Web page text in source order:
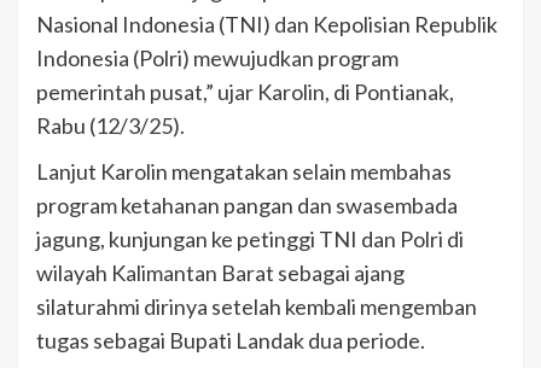
Nasional Indonesia (TNI) dan Kepolisian Republik
Indonesia (Polri) mewujudkan program
pemerintah pusat,” ujar Karolin, di Pontianak,
Rabu (12/3/25).
Lanjut Karolin mengatakan selain membahas
program ketahanan pangan dan swasembada
jagung, kunjungan ke petinggi TNI dan Polri di
wilayah Kalimantan Barat sebagai ajang
silaturahmi dirinya setelah kembali mengemban
tugas sebagai Bupati Landak dua periode.